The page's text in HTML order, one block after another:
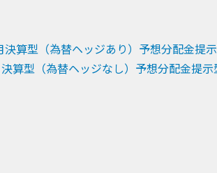
算型（為替ヘッジあり）予想分配金提
算型（為替ヘッジなし）予想分配金提示